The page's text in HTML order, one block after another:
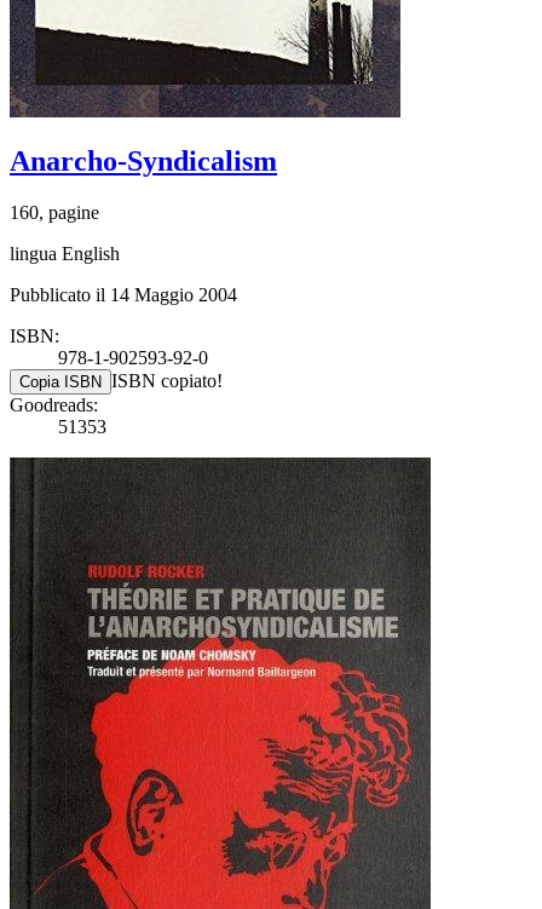
Anarcho-Syndicalism
160, pagine
lingua English
Pubblicato il 14 Maggio 2004
ISBN:
978-1-902593-92-0
Copia ISBN ISBN copiato!
Goodreads:
51353